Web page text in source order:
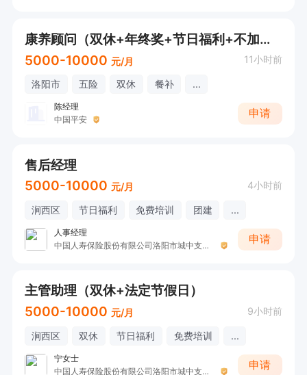
康养顾问（双休+年终奖+节日福利+不加班）
5000-10000 元/月 11小时前
洛阳市 五险 双休 餐补 ...
陈经理
中国平安
申请
售后经理
5000-10000 元/月 4小时前
涧西区 节日福利 免费培训 团建 ...
人事经理
中国人寿保险股份有限公司洛阳市城中支公司M
申请
主管助理（双休+法定节假日）
5000-10000 元/月 9小时前
涧西区 双休 节日福利 免费培训 ...
宁女士
中国人寿保险股份有限公司洛阳市城中支公司宁女士
申请